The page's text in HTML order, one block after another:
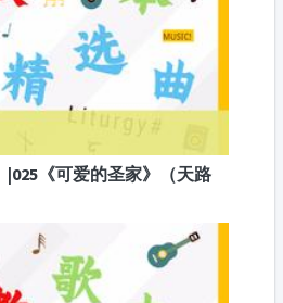
|025《可爱的圣家》（天路